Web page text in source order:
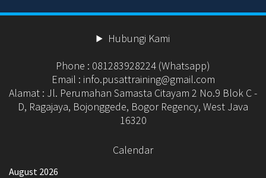
Hubungi Kami
Phone : 081283928224 (Whatsapp)
Email : info.pusattraining@gmail.com
Alamat : Jl. Perumahan Samasta Citayam 2 No.9 Blok C -
D, Ragajaya, Bojonggede, Bogor Regency, West Java
16320
Calendar
August 2026